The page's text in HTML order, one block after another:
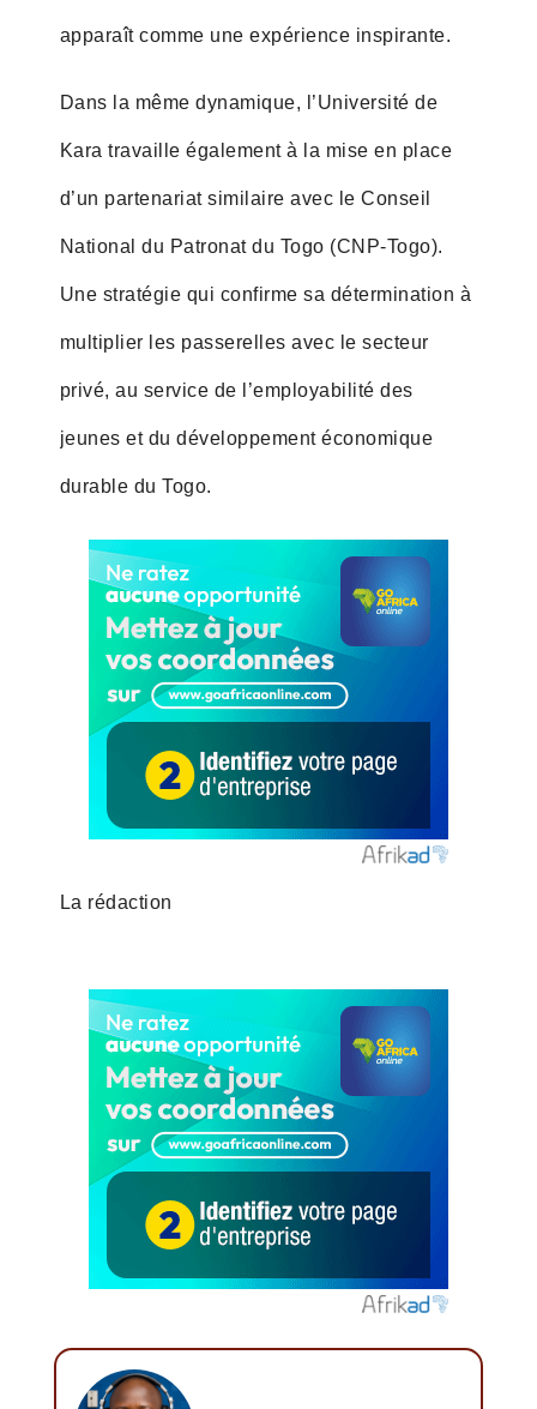
apparaît comme une expérience inspirante.
Dans la même dynamique, l’Université de
Kara travaille également à la mise en place
d’un partenariat similaire avec le Conseil
National du Patronat du Togo (CNP-Togo).
Une stratégie qui confirme sa détermination à
multiplier les passerelles avec le secteur
privé, au service de l’employabilité des
jeunes et du développement économique
durable du Togo.
La rédaction